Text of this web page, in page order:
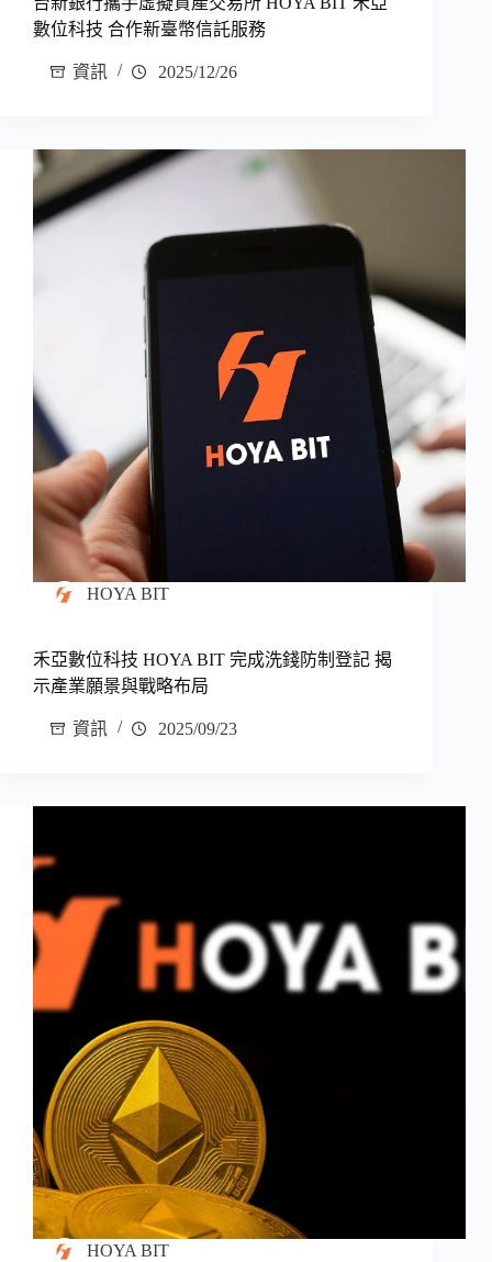
數位科技 合作新臺幣信託服務
資訊 2025/12/26
HOYA BIT
禾亞數位科技 HOYA BIT 完成洗錢防制登記 揭
示產業願景與戰略布局
資訊 2025/09/23
HOYA BIT